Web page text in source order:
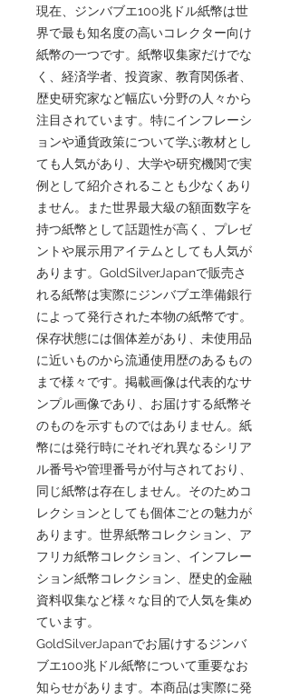
現在、ジンバブエ100兆ドル紙幣は世
界で最も知名度の高いコレクター向け
紙幣の一つです。紙幣収集家だけでな
く、経済学者、投資家、教育関係者、
歴史研究家など幅広い分野の人々から
注目されています。特にインフレーシ
ョンや通貨政策について学ぶ教材とし
ても人気があり、大学や研究機関で実
例として紹介されることも少なくあり
ません。また世界最大級の額面数字を
持つ紙幣として話題性が高く、プレゼ
ントや展示用アイテムとしても人気が
あります。GoldSilverJapanで販売さ
れる紙幣は実際にジンバブエ準備銀行
によって発行された本物の紙幣です。
保存状態には個体差があり、未使用品
に近いものから流通使用歴のあるもの
まで様々です。掲載画像は代表的なサ
ンプル画像であり、お届けする紙幣そ
のものを示すものではありません。紙
幣には発行時にそれぞれ異なるシリア
ル番号や管理番号が付与されており、
同じ紙幣は存在しません。そのためコ
レクションとしても個体ごとの魅力が
あります。世界紙幣コレクション、ア
フリカ紙幣コレクション、インフレー
ション紙幣コレクション、歴史的金融
資料収集など様々な目的で人気を集め
ています。
GoldSilverJapanでお届けするジンバ
ブエ100兆ドル紙幣について重要なお
知らせがあります。本商品は実際に発